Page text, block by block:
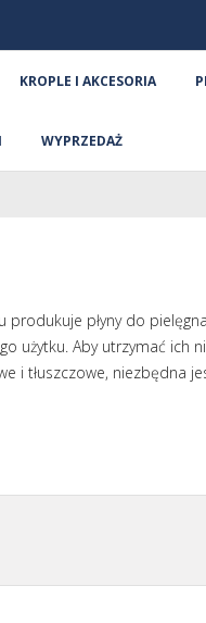
KROPLE I AKCESORIA
WYPRZEDAŻ
produkuje płyny do
użytku. Aby utrzymać ich
i tłuszczowe, niezbędna